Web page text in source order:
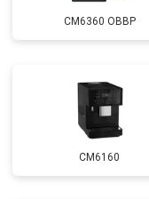
CM6360 OBBP
CM6160